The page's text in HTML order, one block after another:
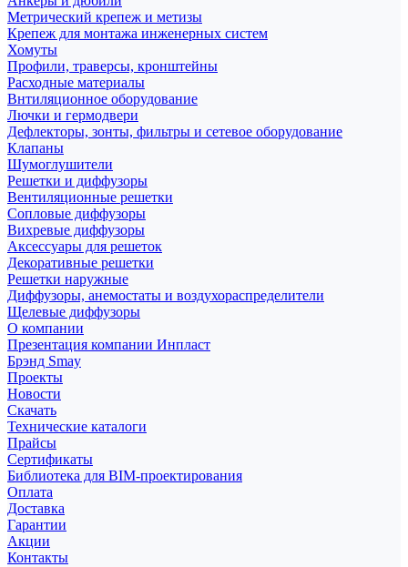
Метрический крепеж и метизы
Крепеж для монтажа инженерных систем
Хомуты
Профили, траверсы, кронштейны
Расходные материалы
Внтиляционное оборудование
Лючки и гермодвери
Дефлекторы, зонты, фильтры и сетевое оборудование
Клапаны
Шумоглушители
Решетки и диффузоры
Вентиляционные решетки
Сопловые диффузоры
Вихревые диффузоры
Аксессуары для решеток
Декоративные решетки
Решетки наружные
Диффузоры, анемостаты и воздухораспределители
Щелевые диффузоры
О компании
Презентация компании Инпласт
Брэнд Smay
Проекты
Новости
Скачать
Технические каталоги
Прайсы
Сертификаты
Библиотека для BIM-проектирования
Оплата
Доставка
Гарантии
Акции
Контакты